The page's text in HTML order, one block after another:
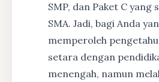
SMP, dan Paket C yang
SMA. Jadi, bagi Anda
memperoleh
setara dengan
menengah, namun